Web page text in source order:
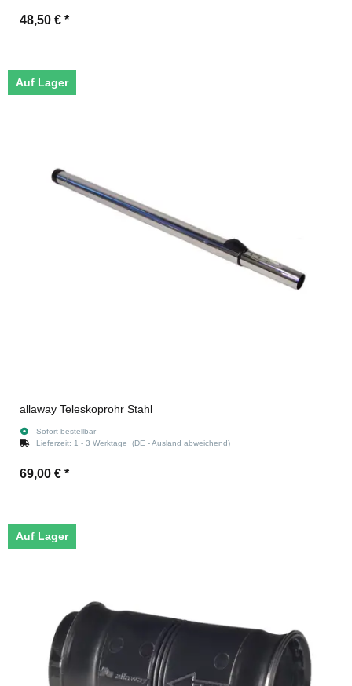
48,50 € *
Auf Lager
allaway Teleskoprohr Stahl
Sofort bestellbar
Lieferzeit: 1 - 3 Werktage (DE - Ausland abweichend)
69,00 € *
Auf Lager